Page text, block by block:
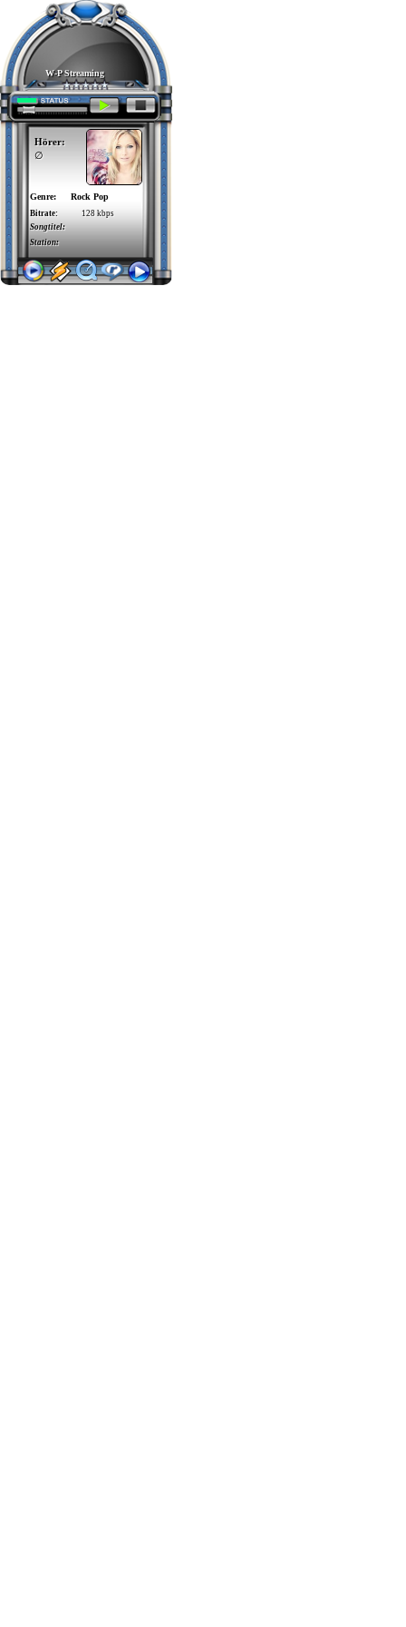
Station: Das-Durchgeknallte-Radio
Songtitel: Helene Fischer Fehlerfrei
Hörer:
∅
Bitrate: 128 kbps
Genre: Rock Pop
W-P Streaming